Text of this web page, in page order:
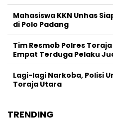
Mahasiswa KKN Unhas
di Polo Padang
Tim Resmob Polres
Empat Terduga Pelaku
Lagi-lagi Narkoba, Polisi
Toraja Utara
TRENDING